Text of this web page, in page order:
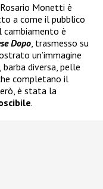
Monetti è
a come il pubblico
cambiamento è
Dopo, trasmesso su
un’immagine
diversa, pelle
completano il
è stata la
.